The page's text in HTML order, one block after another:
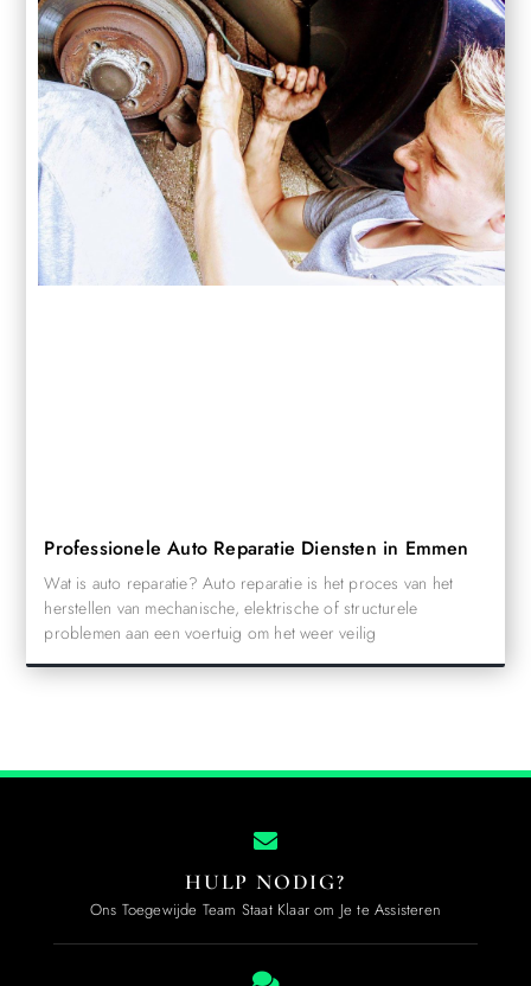
Professionele Auto Reparatie Diensten in Emmen
Wat is auto reparatie? Auto reparatie is het proces van het
herstellen van mechanische, elektrische of structurele
problemen aan een voertuig om het weer veilig
HULP NODIG?
Ons Toegewijde Team Staat Klaar om Je te Assisteren